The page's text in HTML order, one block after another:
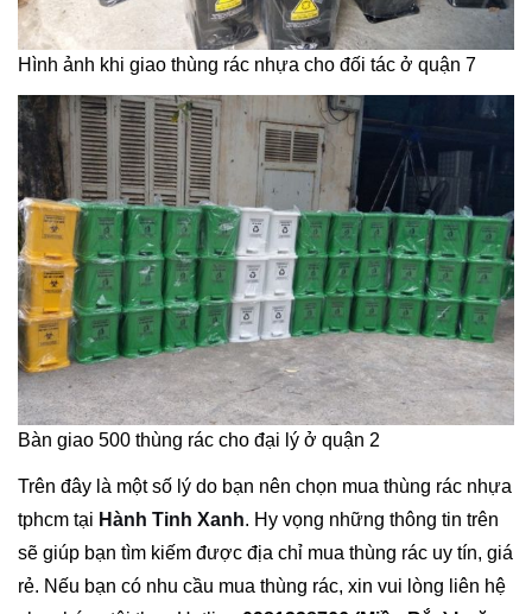
Hình ảnh khi giao thùng rác nhựa cho đối tác ở quận 7
Bàn giao 500 thùng rác cho đại lý ở quận 2
Trên đây là một số lý do bạn nên chọn mua thùng rác nhựa
tphcm tại Hành Tinh Xanh. Hy vọng những thông tin trên
sẽ giúp bạn tìm kiếm được địa chỉ mua thùng rác uy tín, giá
rẻ. Nếu bạn có nhu cầu mua thùng rác, xin vui lòng liên hệ